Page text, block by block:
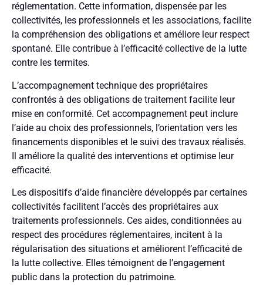
réglementation. Cette information, dispensée par les
collectivités, les professionnels et les associations, facilite
la compréhension des obligations et améliore leur respect
spontané. Elle contribue à l’efficacité collective de la lutte
contre les termites.
L’accompagnement technique des propriétaires
confrontés à des obligations de traitement facilite leur
mise en conformité. Cet accompagnement peut inclure
l’aide au choix des professionnels, l’orientation vers les
financements disponibles et le suivi des travaux réalisés.
Il améliore la qualité des interventions et optimise leur
efficacité.
Les dispositifs d’aide financière développés par certaines
collectivités facilitent l’accès des propriétaires aux
traitements professionnels. Ces aides, conditionnées au
respect des procédures réglementaires, incitent à la
régularisation des situations et améliorent l’efficacité de
la lutte collective. Elles témoignent de l’engagement
public dans la protection du patrimoine.